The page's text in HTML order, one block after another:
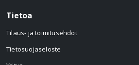
Tietoa
Tilaus- ja toimitusehdot
Tietosuojaseloste